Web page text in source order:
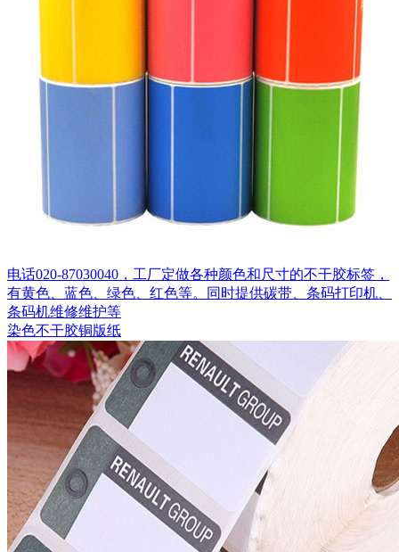
电话020-87030040，工厂定做各种颜色和尺寸的不干胶标签，
有黄色、蓝色、绿色、红色等。同时提供碳带、条码打印机、
条码机维修维护等
染色不干胶铜版纸